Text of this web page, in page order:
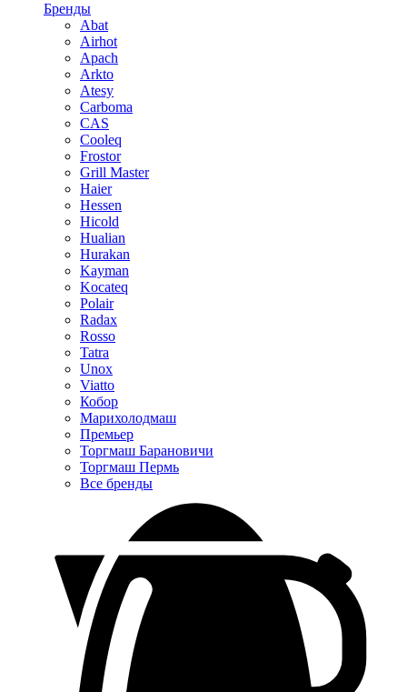
Бренды
Abat
Airhot
Apach
Arkto
Atesy
Carboma
CAS
Cooleq
Frostor
Grill Master
Haier
Hessen
Hicold
Hualian
Hurakan
Kayman
Kocateq
Polair
Radax
Rosso
Tatra
Unox
Viatto
Кобор
Марихолодмаш
Премьер
Торгмаш Барановичи
Торгмаш Пермь
Все бренды